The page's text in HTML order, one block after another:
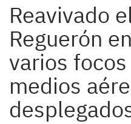
Reavivado
Reguerón
varios
medios